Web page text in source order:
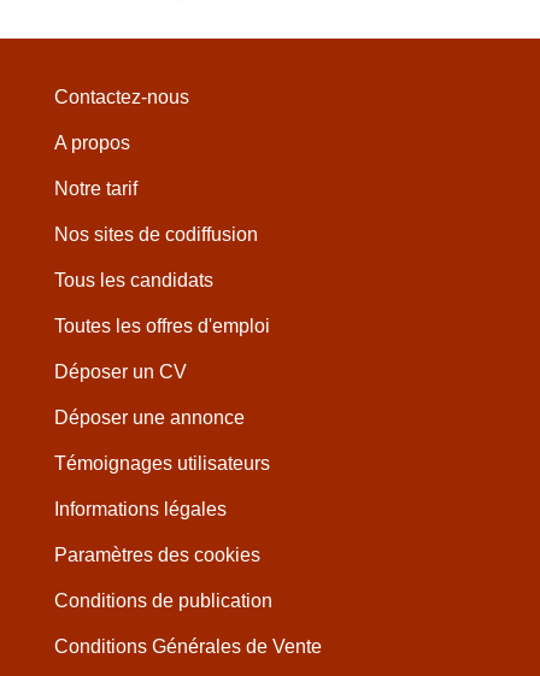
Contactez-nous
A propos
Notre tarif
Nos sites de codiffusion
Tous les candidats
Toutes les offres d'emploi
Déposer un CV
Déposer une annonce
Témoignages utilisateurs
Informations légales
Paramètres des cookies
Conditions de publication
Conditions Générales de Vente